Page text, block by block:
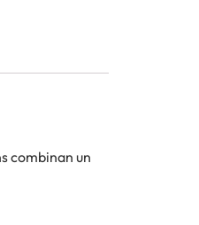
combinan un